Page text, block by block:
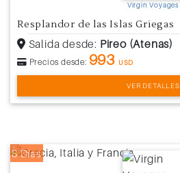
Virgin Voyages
Resplandor de las Islas Griegas
Salida desde: Pireo (Atenas)
Precios desde: 993 USD
VER DETALLES
8 Días